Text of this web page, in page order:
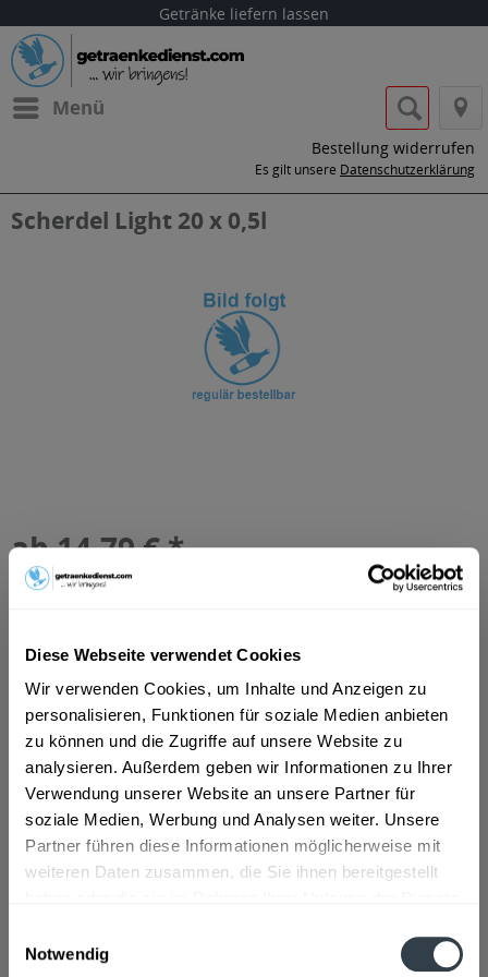
Diese Webseite verwendet Cookies
Wir verwenden Cookies, um Inhalte und Anzeigen zu
personalisieren, Funktionen für soziale Medien anbieten
zu können und die Zugriffe auf unsere Website zu
analysieren. Außerdem geben wir Informationen zu Ihrer
Verwendung unserer Website an unsere Partner für
soziale Medien, Werbung und Analysen weiter. Unsere
Partner führen diese Informationen möglicherweise mit
weiteren Daten zusammen, die Sie ihnen bereitgestellt
Notwendig
Getränke liefern lassen
Menü
Bestellung widerrufen
Es gilt unsere Datenschutzerklärung
Scherdel Light 20 x 0,5l
ab 14,79 € *
Inhalt:10 Liter (1,48 € * / 1 Liter)
inkl. MwSt. ggf. zzgl. Erschwerniszuschlag
MEHRWEG
+3,10 € Pfand
In denWarenkorb
Artikel-Nr.:
32694
Verfügbar in:
Beschreibung
Zutaten und Allergene